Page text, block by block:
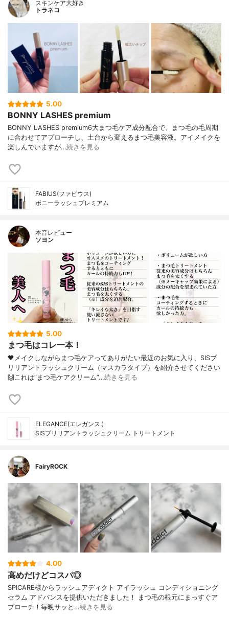
スキンケア大好き
トラネコ
5.00
BONNY LASHES premium
BONNY LASHES premium6大まつ毛ケア成分配合で、まつ毛の毛周期
に合わせてアプローチし、土台から変えるまつ毛美容液。アイメイクを
楽しんでいますが…続きを見る
FABIUS(ファビウス)
ボニーラッシュプレミアム
本音レビュー
ソヨン
5.00
まつ毛はコレ一本！
🖤メイクしながらまつ毛ケアってありがたい最近のお気に入り、SISブ
リリアントラッシュクリーム（マスカラタイプ）を紹介させてください
🙌これは“まつ毛ケアクリーム”…続きを見る
ELEGANCE(エレガンス.)
SISブリリアントラッシュクリーム トリートメント
FairyROCK
4.00
高めだけどコスパ◎
SPICARE様からラッシュアディクト アイラッシュ コンディショニング
セラム アドバンスを提供いただきました！ まつ毛の根元にまっすぐア
プローチ！毎晩サッと…続きを見る